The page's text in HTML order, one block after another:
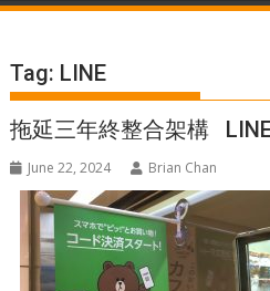
Tag: LINE
拖延三年終整合架構
June 22, 2024 Brian Chan